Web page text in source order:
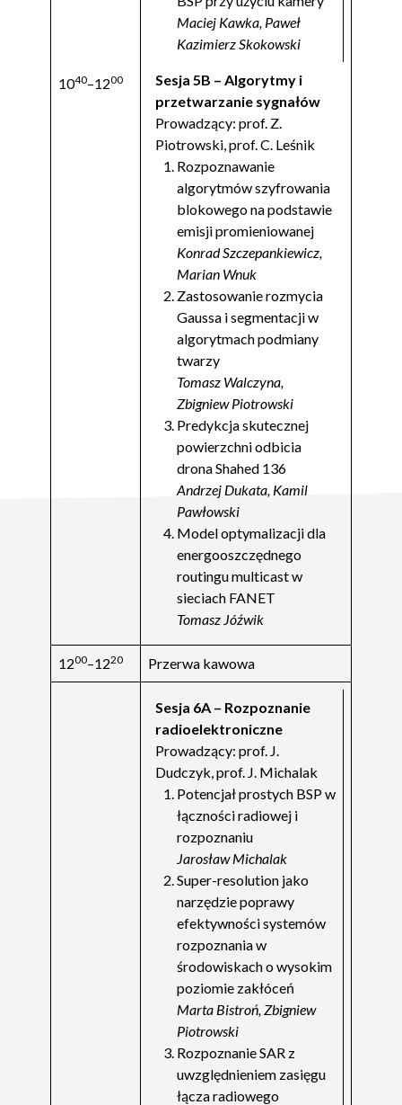
1040–1200
Maciej Kawka, Paweł
Kazimierz Skokowski
Sesja 5B – Algorytmy i
przetwarzanie sygnałów
Prowadzący: prof. Z.
Piotrowski, prof. C. Leśnik
Rozpoznawanie
algorytmów szyfrowania
blokowego na podstawie
emisji promieniowanej
Konrad Szczepankiewicz,
Marian Wnuk
Zastosowanie rozmycia
Gaussa i segmentacji w
algorytmach podmiany
twarzy
Tomasz Walczyna,
Zbigniew Piotrowski
Predykcja skutecznej
powierzchni odbicia
drona Shahed 136
Andrzej Dukata, Kamil
Pawłowski
Model optymalizacji dla
energooszczędnego
routingu multicast w
sieciach FANET
Tomasz Jóźwik
1200–1220 Przerwa kawowa
Sesja 6A – Rozpoznanie
radioelektroniczne
Prowadzący: prof. J.
Dudczyk, prof. J. Michalak
Potencjał prostych BSP w
łączności radiowej i
rozpoznaniu
Jarosław Michalak
Super-resolution jako
narzędzie poprawy
efektywności systemów
rozpoznania w
środowiskach o wysokim
poziomie zakłóceń
Marta Bistroń, Zbigniew
Piotrowski
Rozpoznanie SAR z
uwzględnieniem zasięgu
łącza radiowego